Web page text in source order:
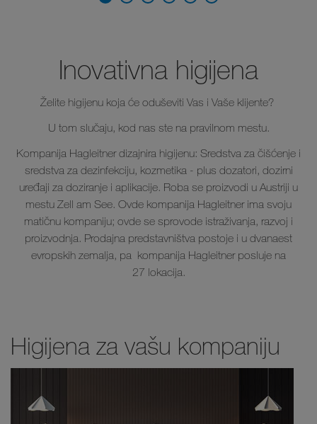
Inovativna higijena
Želite higijenu koja će oduševiti Vas i Vaše klijente?
U tom slučaju, kod nas ste na pravilnom mestu.
Kompanija Hagleitner dizajnira higijenu: Sredstva za čišćenje i
sredstva za dezinfekciju, kozmetika - plus dozatori, dozirni
uređaji za doziranje i aplikacije. Roba se proizvodi u Austriji u
mestu Zell am See. Ovde kompanija Hagleitner ima svoju
matičnu kompaniju; ovde se sprovode istraživanja, razvoj i
proizvodnja. Prodajna predstavništva postoje i u dvanaest
evropskih zemalja, pa kompanija Hagleitner posluje na
27 lokacija.
Higijena za vašu kompaniju